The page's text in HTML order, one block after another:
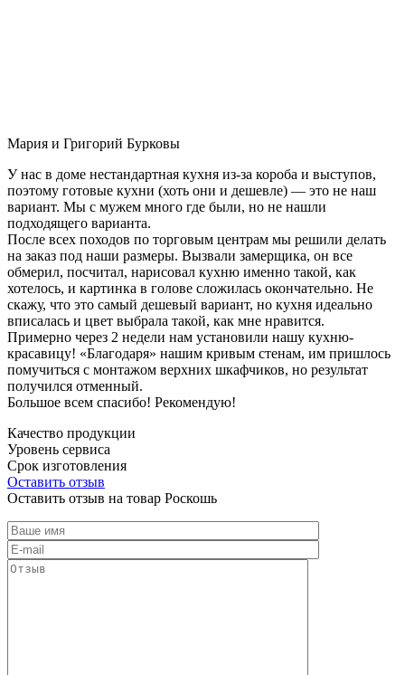
Мария и Григорий Бурковы
У нас в доме нестандартная кухня из-за короба и выступов,
поэтому готовые кухни (хоть они и дешевле) — это не наш
вариант. Мы с мужем много где были, но не нашли
подходящего варианта.
После всех походов по торговым центрам мы решили делать
на заказ под наши размеры. Вызвали замерщика, он все
обмерил, посчитал, нарисовал кухню именно такой, как
хотелось, и картинка в голове сложилась окончательно. Не
скажу, что это самый дешевый вариант, но кухня идеально
вписалась и цвет выбрала такой, как мне нравится.
Примерно через 2 недели нам установили нашу кухню-
красавицу! «Благодаря» нашим кривым стенам, им пришлось
помучиться с монтажом верхних шкафчиков, но результат
получился отменный.
Большое всем спасибо! Рекомендую!
Качество продукции
Уровень сервиса
Срок изготовления
Оставить отзыв
Оставить отзыв на товар Роскошь